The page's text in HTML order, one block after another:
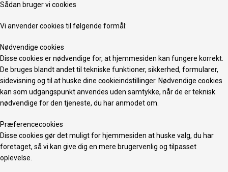
Sådan bruger vi cookies
Vi anvender cookies til følgende formål:
Nødvendige cookies
Disse cookies er nødvendige for, at hjemmesiden kan fungere korrekt.
De bruges blandt andet til tekniske funktioner, sikkerhed, formularer,
sidevisning og til at huske dine cookieindstillinger. Nødvendige cookies
kan som udgangspunkt anvendes uden samtykke, når de er teknisk
nødvendige for den tjeneste, du har anmodet om.
Præferencecookies
Disse cookies gør det muligt for hjemmesiden at huske valg, du har
foretaget, så vi kan give dig en mere brugervenlig og tilpasset
oplevelse.